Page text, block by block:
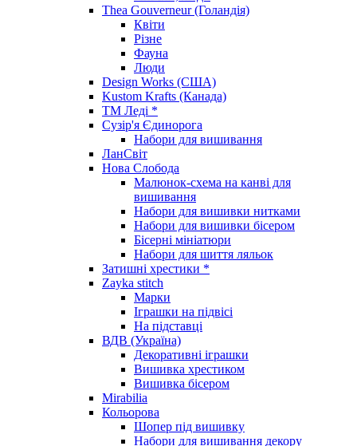
Thea Gouverneur (Голандія)
Квіти
Різне
Фауна
Люди
Design Works (США)
Kustom Krafts (Канада)
ТМ Леді *
Сузір'я Єдинорога
Набори для вишивання
ЛанСвіт
Нова Слобода
Малюнок-схема на канві для
вишивання
Набори для вишивки нитками
Набори для вишивки бісером
Бісерні мініатюри
Набори для шиття ляльок
Затишні хрестики *
Zayka stitch
Марки
Іграшки на підвісі
На підставці
ВДВ (Україна)
Декоративні іграшки
Вишивка хрестиком
Вишивка бісером
Mirabilia
Кольорова
Шопер під вишивку
Набори для вишивання декору